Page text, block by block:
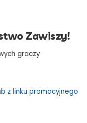
Zawiszy!
graczy
z linku promocyjnego